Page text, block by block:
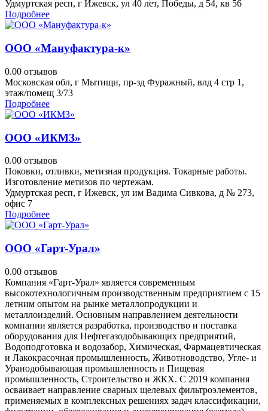
Удмуртская респ, г Ижевск, ул 40 лет, Победы, д 54, кв 56
Подробнее
ООО «Мануфактура-к»
0.00 отзывов
Московская обл, г Мытищи, пр-зд Фуражный, влд 4 стр 1,
этаж/помещ 3/73
Подробнее
ООО «ИКМЗ»
0.00 отзывов
Поковки, отливки, метизная продукция. Токарные работы.
Изготовление метизов по чертежам.
Удмуртская респ, г Ижевск, ул им Вадима Сивкова, д № 273,
офис 7
Подробнее
ООО «Гарт-Урал»
0.00 отзывов
Компания «Гарт-Урал» является современным
высокотехнологичным производственным предприятием с 15
летним опытом на рынке металлопродукции и
металлоизделий. Основным направлением деятельности
компании является разработка, производство и поставка
оборудования для Нефтегазодобывающих предприятий,
Водоподготовка и водозабор, Химическая, Фармацевтическая
и Лакокрасочная промышленность, Животноводство, Угле- и
Уранодобывающая промышленность и Пищевая
промышленность, Строительство и ЖКХ. C 2019 компания
осваивает направление сварных щелевых фильтроэлементов,
применяемых в комплексных решениях задач классификации,